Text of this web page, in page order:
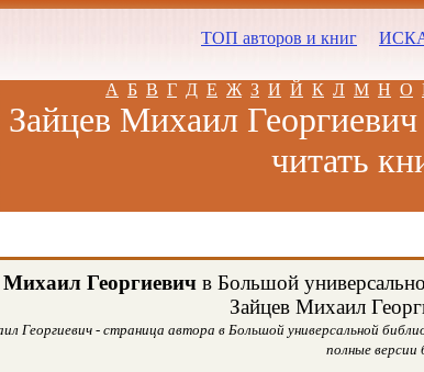
ТОП авторов и книг
А Б В Г Д Е Ж З И Й К Л М Н О
Зайцев Михаил
читать
Михаил Георгиевич в Большой
Зайцев Михаил
Георгиевич - страница автора в Большой универсальной
полные версии